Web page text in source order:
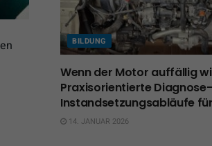
BILDUNG
Wenn der Motor auffällig
Praxisorientierte
Instandsetzungsabläufe
14. JANUAR 2026